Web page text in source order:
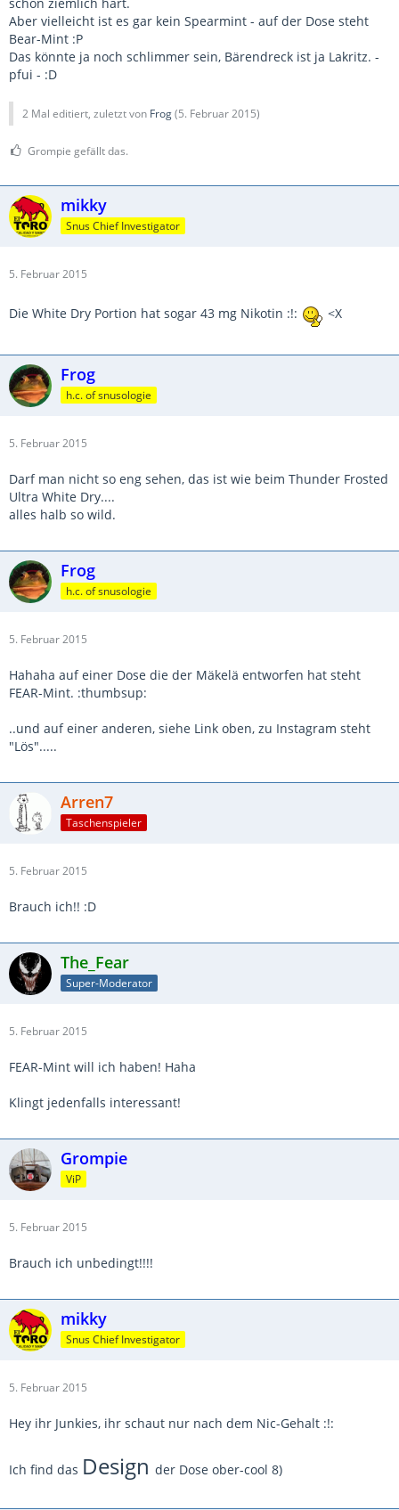
Aber vielleicht ist es gar kein Spearmint - auf der Dose steht
Bear-Mint :P
Das könnte ja noch schlimmer sein, Bärendreck ist ja Lakritz. -
pfui - :D
2 Mal editiert, zuletzt von Frog(5. Februar 2015)
Grompie gefällt das.
mikky
Snus Chief Investigator
5. Februar 2015
Die White Dry Portion hat sogar 43 mg Nikotin :!: <X
Frog
h.c. of snusologie
5. Februar 2015
Darf man nicht so eng sehen, das ist wie beim Thunder Frosted
Ultra White Dry....
alles halb so wild.
Frog
h.c. of snusologie
5. Februar 2015
Hahaha auf einer Dose die der Mäkelä entworfen hat steht
FEAR-Mint. :thumbsup:
..und auf einer anderen, siehe Link oben, zu Instagram steht
"Lös".....
Arren7
Taschenspieler
5. Februar 2015
Brauch ich!! :D
The_Fear
Super-Moderator
5. Februar 2015
FEAR-Mint will ich haben! Haha
Klingt jedenfalls interessant!
Grompie
ViP
5. Februar 2015
Brauch ich unbedingt!!!!
mikky
Snus Chief Investigator
5. Februar 2015
Hey ihr Junkies, ihr schaut nur nach dem Nic-Gehalt :!:
Ich find das Design der Dose ober-cool 8)